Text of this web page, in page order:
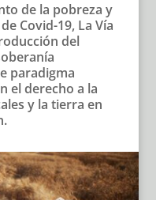
de la pobreza y
Covid-19, La Vía
del
paradigma
el derecho a la
y la tierra en